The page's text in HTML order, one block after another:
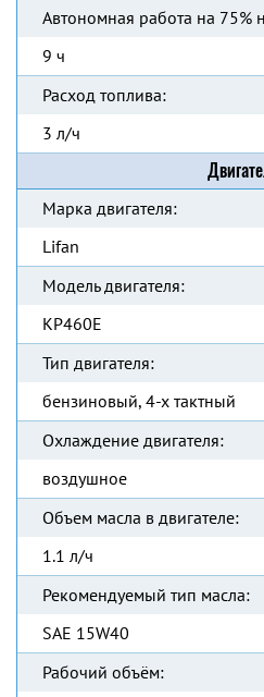
Автономная работа на 75%
9 ч
Расход топлива:
3 л/ч
Марка двигателя:
Lifan
Модель двигателя:
KP460E
Тип двигателя:
бензиновый, 4-х тактный
Охлаждение двигателя:
воздушное
Объем масла в двигателе:
1.1 л/ч
Рекомендуемый тип масла:
SAE 15W40
Рабочий объём: